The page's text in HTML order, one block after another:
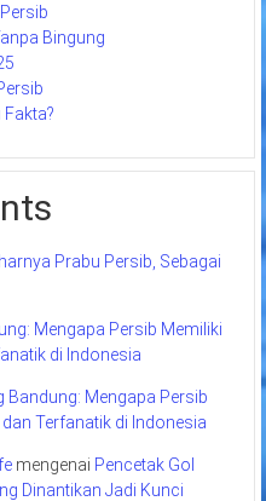
Bingung
Prabu Persib, Sebagai
Mengapa Persib Memiliki
di Indonesia
Bandung: Mengapa Persib
Terfanatik di Indonesia
mengenai Pencetak Gol
Dinantikan Jadi Kunci